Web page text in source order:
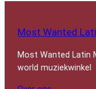
Most Wanted
Most Wanted Latin
world muziekwinkel